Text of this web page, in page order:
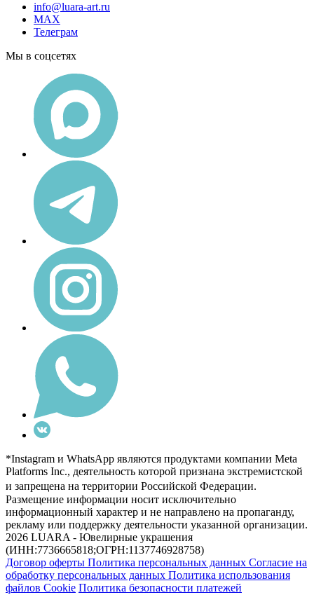
info@luara-art.ru
MAX
Телеграм
Мы в соцсетях
*Instagram и WhatsApp являются продуктами компании Meta
Platforms Inc., деятельность которой признана экстремистской
и запрещена на территории Российской Федерации.
Размещение информации носит исключительно
информационный характер и не направлено на пропаганду,
рекламу или поддержку деятельности указанной организации.
2026 LUARA - Ювелирные украшения
(ИНН:7736665818;ОГРН:1137746928758)
Договор оферты Политика персональных данных Согласие на
обработку персональных данных Политика использования
файлов Cookie Политика безопасности платежей